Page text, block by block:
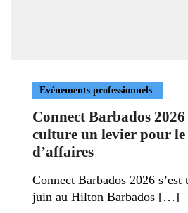
Evénements professionnels
Connect Barbados
culture un levier pour
d’affaires
Connect Barbados 2026 s’est
juin au Hilton Barbados